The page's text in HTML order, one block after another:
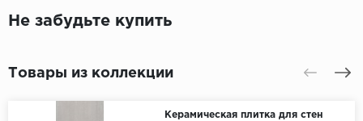
Не забудьте купить
Товары из коллекции
Керамическая плитка для стен